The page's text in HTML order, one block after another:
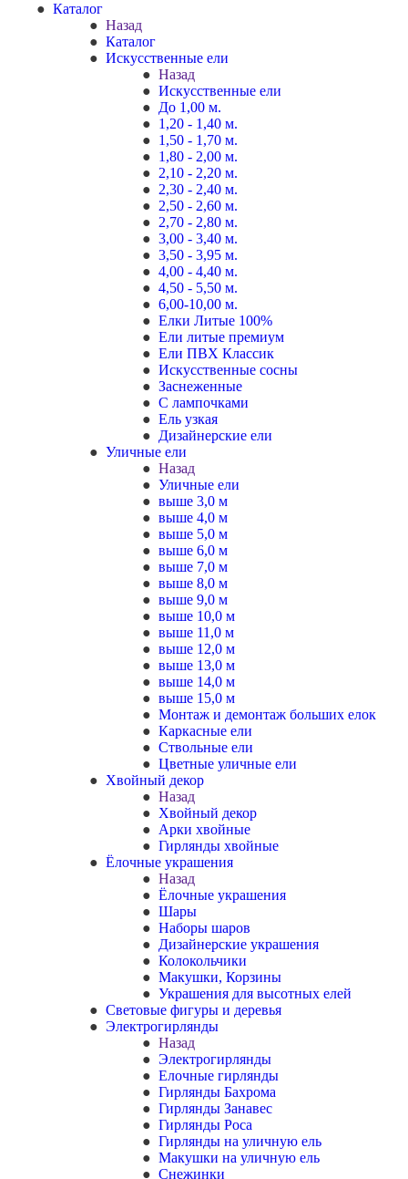
Каталог
Назад
Каталог
Искусственные ели
Назад
Искусственные ели
До 1,00 м.
1,20 - 1,40 м.
1,50 - 1,70 м.
1,80 - 2,00 м.
2,10 - 2,20 м.
2,30 - 2,40 м.
2,50 - 2,60 м.
2,70 - 2,80 м.
3,00 - 3,40 м.
3,50 - 3,95 м.
4,00 - 4,40 м.
4,50 - 5,50 м.
6,00-10,00 м.
Елки Литые 100%
Ели литые премиум
Ели ПВХ Классик
Искусственные сосны
Заснеженные
С лампочками
Ель узкая
Дизайнерские ели
Уличные ели
Назад
Уличные ели
выше 3,0 м
выше 4,0 м
выше 5,0 м
выше 6,0 м
выше 7,0 м
выше 8,0 м
выше 9,0 м
выше 10,0 м
выше 11,0 м
выше 12,0 м
выше 13,0 м
выше 14,0 м
выше 15,0 м
Монтаж и демонтаж больших елок
Каркасные ели
Ствольные ели
Цветные уличные ели
Хвойный декор
Назад
Хвойный декор
Арки хвойные
Гирлянды хвойные
Ёлочные украшения
Назад
Ёлочные украшения
Шары
Наборы шаров
Дизайнерские украшения
Колокольчики
Макушки, Корзины
Украшения для высотных елей
Световые фигуры и деревья
Электрогирлянды
Назад
Электрогирлянды
Елочные гирлянды
Гирлянды Бахрома
Гирлянды Занавес
Гирлянды Роса
Гирлянды на уличную ель
Макушки на уличную ель
Снежинки